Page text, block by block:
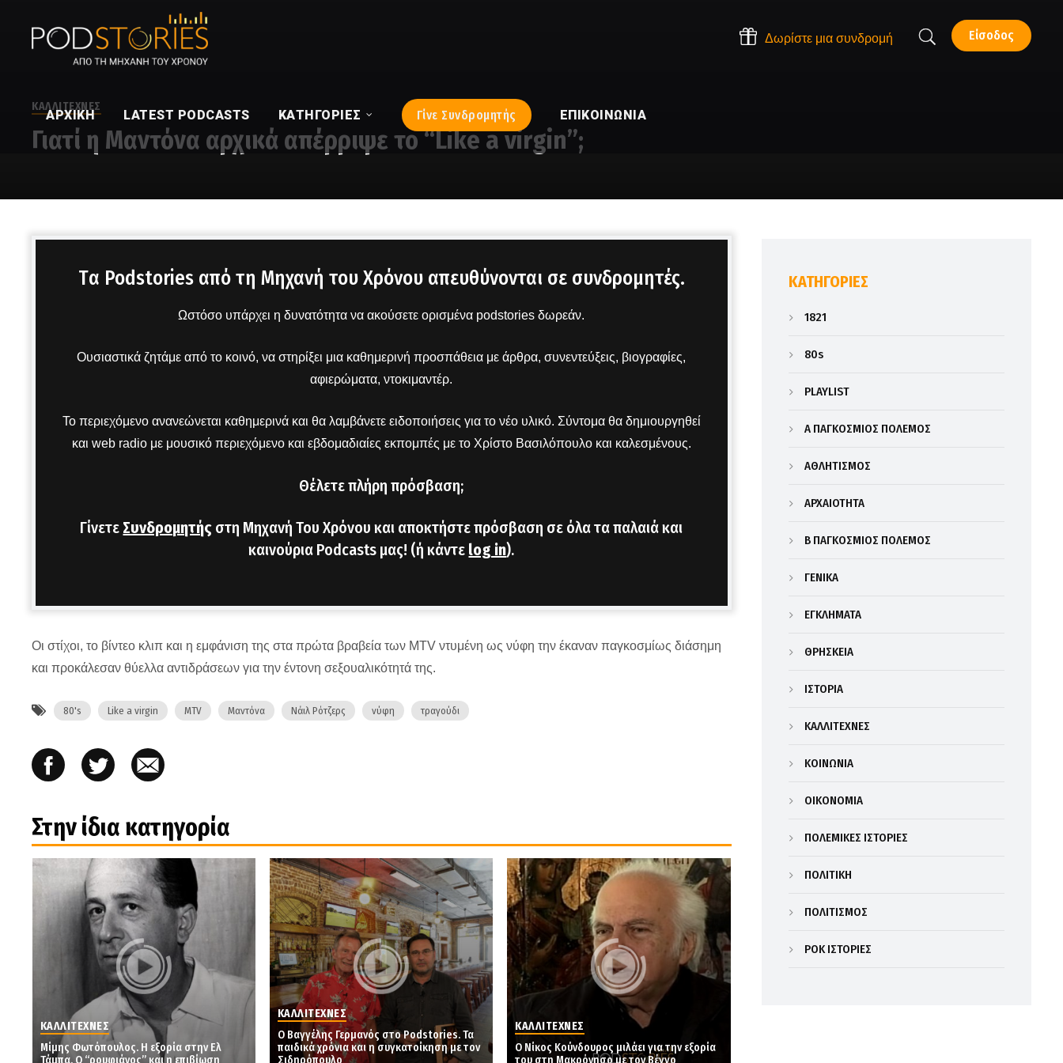
Είσοδος
Δωρίστε μια συνδρομή
ΑΡΧΙΚΉ LATEST PODCASTS ΚΑΤΗΓΟΡΊΕΣ Γίνε Συνδρομητής ΕΠΙΚΟΙΝΩΝΊΑ
ΚΑΛΛΙΤΕΧΝΕΣ
Γιατί η Μαντόνα αρχικά απέρριψε το “Like a virgin”;
Tα Podstories από τη Μηχανή του Χρόνου απευθύνονται σε συνδρομητές.
Ωστόσο υπάρχει η δυνατότητα να ακούσετε ορισμένα podstories δωρεάν.
Ουσιαστικά ζητάμε από το κοινό, να στηρίξει μια καθημερινή προσπάθεια με άρθρα, συνεντεύξεις, βιογραφίες,
αφιερώματα, ντοκιμαντέρ.
Το περιεχόμενο ανανεώνεται καθημερινά και θα λαμβάνετε ειδοποιήσεις για το νέο υλικό. Σύντομα θα δημιουργηθεί
και web radio με μουσικό περιεχόμενο και εβδομαδιαίες εκπομπές με το Χρίστο Βασιλόπουλο και καλεσμένους.
Θέλετε πλήρη πρόσβαση;
Γίνετε Συνδρομητής στη Μηχανή Του Χρόνου και αποκτήστε πρόσβαση σε όλα τα παλαιά και
καινούρια Podcasts μας! (ή κάντε log in).
Οι στίχοι, το βίντεο κλιπ και η εμφάνιση της στα πρώτα βραβεία των MTV ντυμένη ως νύφη την έκαναν παγκοσμίως διάσημη
και προκάλεσαν θύελλα αντιδράσεων για την έντονη σεξουαλικότητά της.
80's Like a virgin MTV Μαντόνα Νάιλ Ρότζερς νύφη τραγούδι
Στην ίδια κατηγορία
ΚΑΛΛΙΤΕΧΝΕΣ
Μίμης Φωτόπουλος. Η εξορία στην Ελ
ΚΑΛΛΙΤΕΧΝΕΣ
Ο Βαγγέλης Γερμανός στο Podstories. Τα
παιδικά χρόνια και η συγκατοίκηση με τον
ΚΑΛΛΙΤΕΧΝΕΣ
Ο Νίκος Κούνδουρος μιλάει για την εξορία
KΑΤΗΓΟΡΊΕΣ
1821
80s
PLAYLIST
Α΄ ΠΑΓΚΟΣΜΙΟΣ ΠΟΛΕΜΟΣ
ΑΘΛΗΤΙΣΜΟΣ
ΑΡΧΑΙΟΤΗΤΑ
Β΄ ΠΑΓΚΟΣΜΙΟΣ ΠΟΛΕΜΟΣ
ΓΕΝΙΚΑ
ΕΓΚΛΗΜΑΤΑ
ΘΡΗΣΚΕΙΑ
ΙΣΤΟΡΙΑ
ΚΑΛΛΙΤΕΧΝΕΣ
ΚΟΙΝΩΝΙΑ
ΟΙΚΟΝΟΜΙΑ
ΠΟΛΕΜΙΚΕΣ ΙΣΤΟΡΙΕΣ
ΠΟΛΙΤΙΚΗ
ΠΟΛΙΤΙΣΜΟΣ
ΡΟΚ ΙΣΤΟΡΙΕΣ